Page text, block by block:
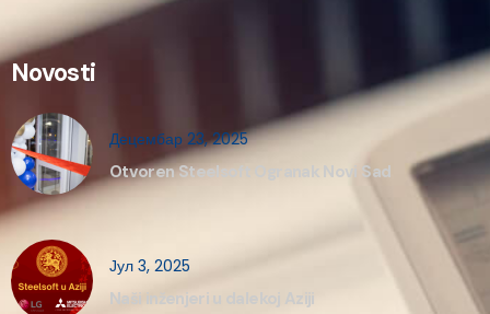
Novosti
Децембар 23, 2025
Otvoren Steelsoft Ogranak Novi Sad
Јул 3, 2025
Naši inženjeri u dalekoj Aziji